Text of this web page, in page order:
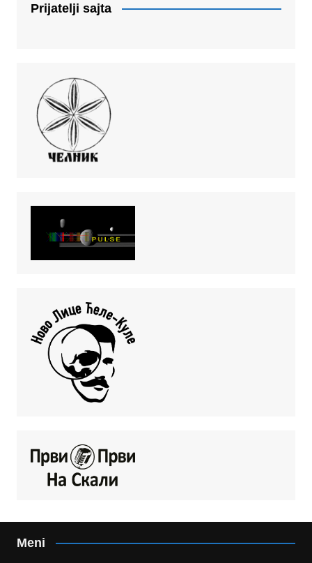
Prijatelji sajta
Meni